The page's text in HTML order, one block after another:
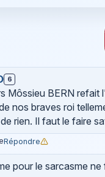
6
Môssieu BERN
nos braves roi
rien. Il faut le faire
Répondre
pour le sarcasme